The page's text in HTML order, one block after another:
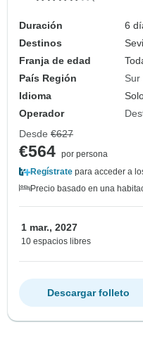
Duración
6
Destinos
Franja de edad
País Región
Sur
Idioma
Operador
Desde €627
€564 por persona
Regístrate para acceder a
Precio basado en una
1 mar., 2027
10 espacios libres
Descargar folleto